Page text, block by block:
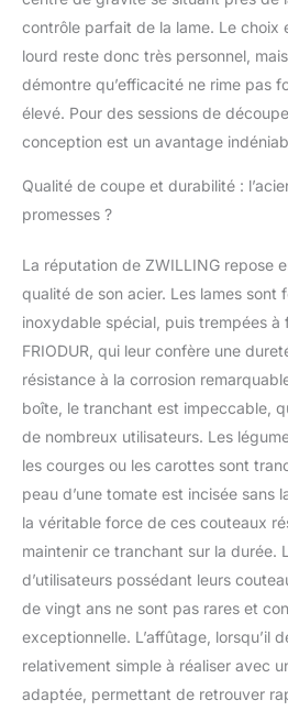
contrôle parfait de la lame. Le choix
lourd reste donc très personnel,
démontre qu’efficacité ne rime pas
élevé. Pour des sessions de
conception est un avantage
Qualité de coupe et durabilité :
promesses ?
La réputation de ZWILLING repose
qualité de son acier. Les lames sont
inoxydable spécial, puis trempées à
FRIODUR, qui leur confère une
résistance à la corrosion
boîte, le tranchant est impeccable,
de nombreux utilisateurs. Les
les courges ou les carottes sont
peau d’une tomate est incisée sans
la véritable force de ces couteaux
maintenir ce tranchant sur la durée.
d’utilisateurs possédant leurs
de vingt ans ne sont pas rares et
exceptionnelle. L’affûtage, lorsqu’il
relativement simple à réaliser avec
adaptée, permettant de retrouver